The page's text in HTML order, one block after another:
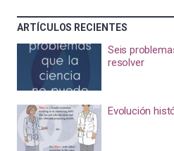
ARTÍCULOS RECIENTES
Seis
resolver
Evolución